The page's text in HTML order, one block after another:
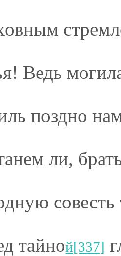
Ведь
поздно
ли,
совесть
тайной[337]